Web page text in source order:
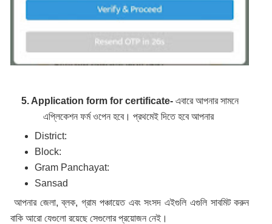
5. Application form for certificate- এবারে আপনার সামনে
এপ্লিকেশন ফর্ম ওপেন হবে। প্রথমেই দিতে হবে আপনার
District:
Block:
Gram Panchayat:
Sansad
আপনার জেলা, ব্লক, গ্রাম পঞ্চায়েত এবং সংসদ এইগুলি এগুলি সাবমিট করুন
বাকি আরো যেগুলো রয়েছে সেগুলোর প্রয়োজন নেই।